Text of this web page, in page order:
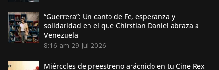
“Guerrera”: Un canto de Fe, esperanza y
solidaridad en el que Chirstian Daniel abraza a
Venezuela
8:16 am 29 Jul 2026
Miércoles de preestreno arácnido en tu Cine Rex